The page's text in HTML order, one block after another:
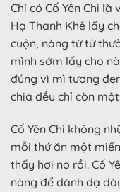
Chỉ có Cố Yên Chi
Hạ Thanh Khê lấy
cuộn, nàng từ từ
mình sớm lấy cho
đúng vì mì tương
chia đều chỉ còn
Cố Yên Chi không
mỗi thứ ăn một
thấy hơi no rồi. Cố
nàng để dành dạ